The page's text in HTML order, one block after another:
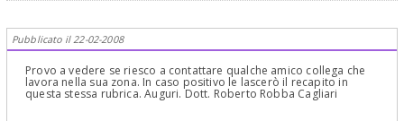
Pubblicato il 22-02-2008
Provo a vedere se riesco a contattare qualche amico collega che
lavora nella sua zona. In caso positivo le lascerò il recapito in
questa stessa rubrica. Auguri. Dott. Roberto Robba Cagliari